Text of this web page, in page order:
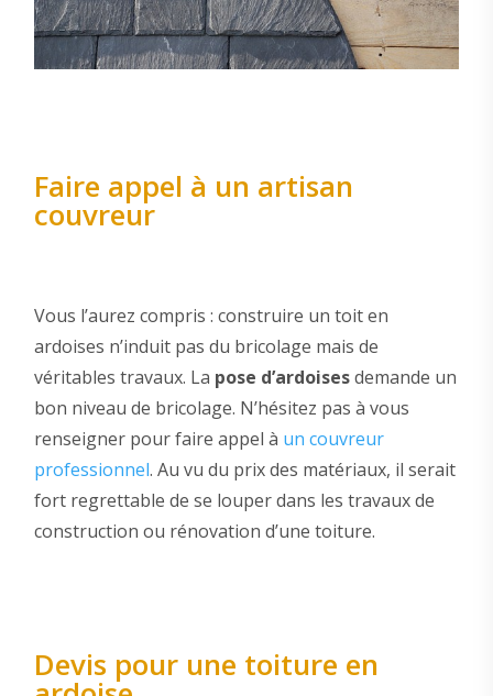
Faire appel à un artisan
couvreur
Vous l’aurez compris : construire un toit en
ardoises n’induit pas du bricolage mais de
véritables travaux. La pose d’ardoisesdemande un
bon niveau de bricolage. N’hésitez pas à vous
renseigner pour faire appel à un couvreur
professionnel. Au vu du prix des matériaux, il serait
fort regrettable de se louper dans les travaux de
construction ou rénovation d’une toiture.
Devis pour une toiture en